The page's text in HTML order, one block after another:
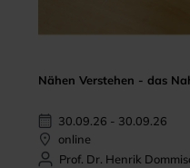
Nähen Verstehen - das
30.09.26 - 30.09.26
online
Prof. Dr. Henrik